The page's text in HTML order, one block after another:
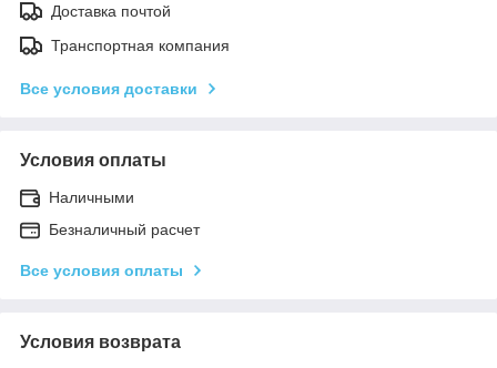
Доставка почтой
Транспортная компания
Все условия доставки
Условия оплаты
Наличными
Безналичный расчет
Все условия оплаты
Условия возврата